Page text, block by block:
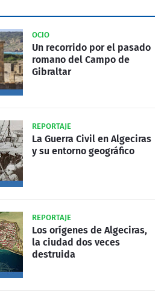
OCIO
Un recorrido por el pasado
romano del Campo de
Gibraltar
REPORTAJE
La Guerra Civil en Algeciras
y su entorno geográfico
REPORTAJE
Los orígenes de Algeciras,
la ciudad dos veces
destruida